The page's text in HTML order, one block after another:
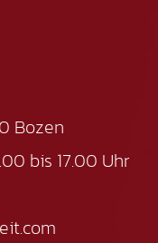
Bozen
bis 17.00 Uhr